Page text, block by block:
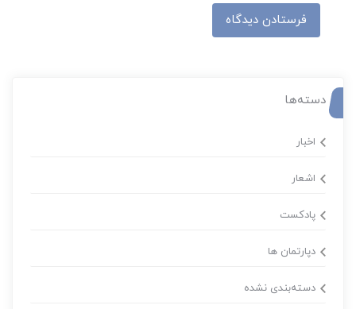
دسته‌ها
اخبار
اشعار
پادکست
دپارتمان ها
دسته‌بندی نشده